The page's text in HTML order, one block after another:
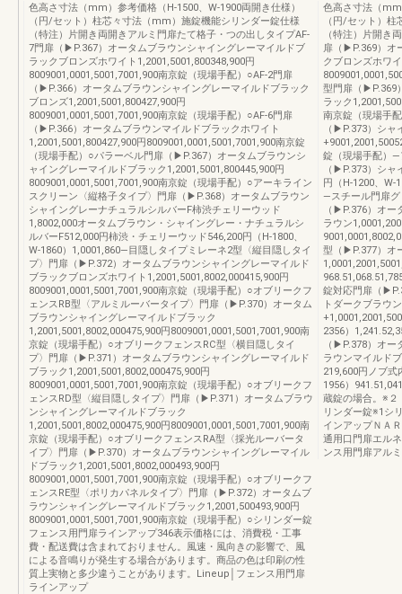
色高さ寸法（mm）参考価格（H-1500、W-1900両開き仕様）
（円/セット）柱芯々寸法（mm）施錠機能シリンダー錠仕様
（特注）片開き両開きアルミ門扉たて格子・つの出しタイプAF-
7門扉（▶P.367）オータムブラウンシャイングレーマイルドブ
ラックブロンズホワイト1,2001,5001,800348,900円
8009001,0001,5001,7001,900南京錠（現場手配）○AF-2門扉
（▶P.366）オータムブラウンシャイングレーマイルドブラック
ブロンズ1,2001,5001,800427,900円
8009001,0001,5001,7001,900南京錠（現場手配）○AF-6門扉
（▶P.366）オータムブラウンマイルドブラックホワイト
1,2001,5001,800427,900円8009001,0001,5001,7001,900南京錠
（現場手配）○パラーベル門扉（▶P.367）オータムブラウンシ
ャイングレーマイルドブラック1,2001,5001,800445,900円
8009001,0001,5001,7001,900南京錠（現場手配）○アーキライン
スクリーン〈縦格子タイプ〉門扉（▶P.368）オータムブラウン
シャイングレーナチュラルシルバーF柿渋チェリーウッド
1,8002,000オータムブラウン・シャイングレー・ナチュラルシ
ルバーF512,000円柿渋・チェリーウッド546,200円（H-1800、
W-1860）1,0001,860—目隠しタイプミレーネ2型〈縦目隠しタイ
プ〉門扉（▶P.372）オータムブラウンシャイングレーマイルド
ブラックブロンズホワイト1,2001,5001,8002,000415,900円
8009001,0001,5001,7001,900南京錠（現場手配）○オブリークフ
ェンスRB型〈アルミルーバータイプ〉門扉（▶P.370）オータム
ブラウンシャイングレーマイルドブラック
1,2001,5001,8002,000475,900円8009001,0001,5001,7001,900南
京錠（現場手配）○オブリークフェンスRC型〈横目隠しタイ
プ〉門扉（▶P.371）オータムブラウンシャイングレーマイルド
ブラック1,2001,5001,8002,000475,900円
8009001,0001,5001,7001,900南京錠（現場手配）○オブリークフ
ェンスRD型〈縦目隠しタイプ〉門扉（▶P.371）オータムブラウ
ンシャイングレーマイルドブラック
1,2001,5001,8002,000475,900円8009001,0001,5001,7001,900南
京錠（現場手配）○オブリークフェンスRA型〈採光ルーバータ
イプ〉門扉（▶P.370）オータムブラウンシャイングレーマイル
ドブラック1,2001,5001,8002,000493,900円
8009001,0001,5001,7001,900南京錠（現場手配）○オブリークフ
ェンスRE型〈ポリカパネルタイプ〉門扉（▶P.372）オータムブ
ラウンシャイングレーマイルドブラック1,2001,500493,900円
8009001,0001,5001,7001,900南京錠（現場手配）○シリンダー錠
フェンス用門扉ラインアップ346表示価格には、消費税・工事
費・配送費は含まれておりません。風速・風向きの影響で、風
による音鳴りが発生する場合があります。商品の色は印刷の性
質上実物と多少違うことがあります。Lineup│フェンス用門扉
ラインアップ
色高さ寸法（
（円/セット）
（特注）片開き
扉（▶P.369）オ
クブロンズホワ
型門扉（▶P.369
ラック
南京錠（現場手
（▶P.373）シャ
錠（現場手配）—
（▶P.373）シャ
円（H-1200、W-
—スチール門扉グ
（▶P.376）オ
ラウン
型（▶P.377）オ
錠対応門扉（
トダークブラウ
2356）
（▶P.378）オ
ラウンマイルド
219,600円ノブ式
1956）
蔵錠の場合。※２
リンダー錠※1シ
インアップＮＡ
通用口門扉エル
ンス用門扉アル